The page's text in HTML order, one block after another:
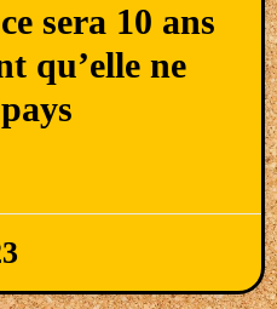
sera 10 ans
qu’elle ne